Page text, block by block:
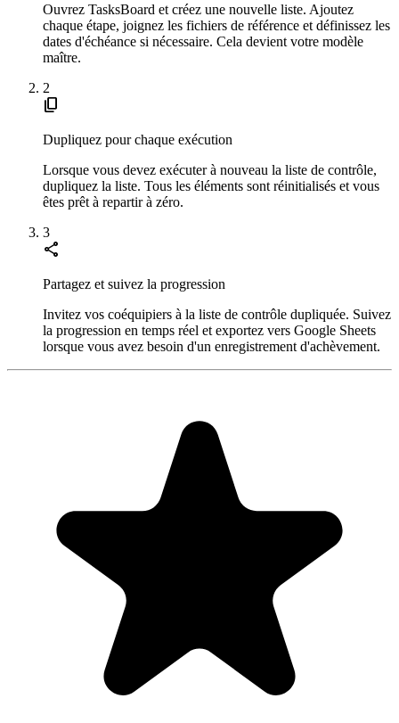
Ouvrez TasksBoard et créez une nouvelle liste. Ajoutez
chaque étape, joignez les fichiers de référence et définissez les
dates d'échéance si nécessaire. Cela devient votre modèle
maître.
2
content_copy
Dupliquez pour chaque exécution
Lorsque vous devez exécuter à nouveau la liste de contrôle,
dupliquez la liste. Tous les éléments sont réinitialisés et vous
êtes prêt à repartir à zéro.
3
share
Partagez et suivez la progression
Invitez vos coéquipiers à la liste de contrôle dupliquée. Suivez
la progression en temps réel et exportez vers Google Sheets
lorsque vous avez besoin d'un enregistrement d'achèvement.
"Always have 101 things to do and this helps me organize and
prioritize like no other app can. It syncs to my phone and laptop, and
when I add dates to tasks, they automatically integrate into my
Google Calendar, which is immensely convenient. I can look at my
daily, weekly, and monthly overview in Google Calendar and
clearly see how much I was able to accomplish! Great tool indeed.
Excited to see how it will evolve over time."